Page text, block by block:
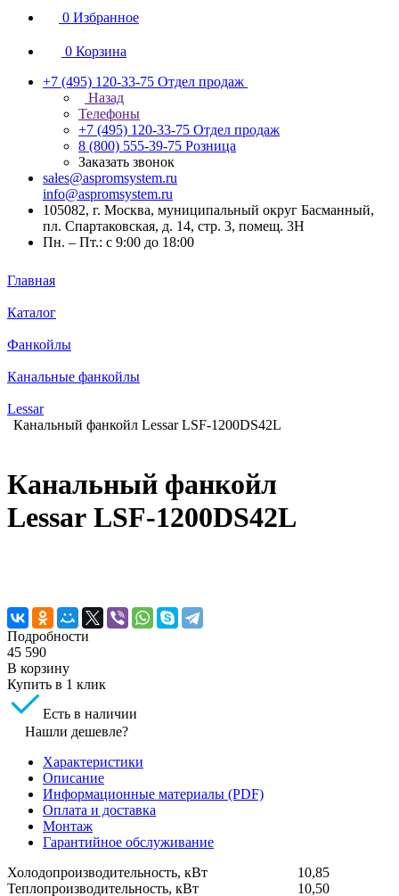
0 Избранное
0 Корзина
+7 (495) 120-33-75 Отдел продаж
Назад
Телефоны
+7 (495) 120-33-75 Отдел продаж
8 (800) 555-39-75 Розница
Заказать звонок
sales@aspromsystem.ru
info@aspromsystem.ru
105082, г. Москва, муниципальный округ Басманный,
пл. Спартаковская, д. 14, стр. 3, помещ. 3Н
Пн. – Пт.: с 9:00 до 18:00
Главная
Каталог
Фанкойлы
Канальные фанкойлы
Lessar
Канальный фанкойл Lessar LSF-1200DS42L
Канальный фанкойл
Lessar LSF-1200DS42L
Подробности
45 590
В корзину
Купить в 1 клик
Есть в наличии
Нашли дешевле?
Характеристики
Описание
Информационные материалы (PDF)
Оплата и доставка
Монтаж
Гарантийное обслуживание
Холодопроизводительность, кВт
10,85
Теплопроизводительность, кВт
10,50